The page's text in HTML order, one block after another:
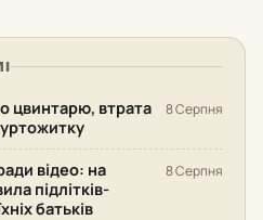
цвинтарю, втрата
8 Серпня
відео: на
підлітків-
батьків
8 Серпня